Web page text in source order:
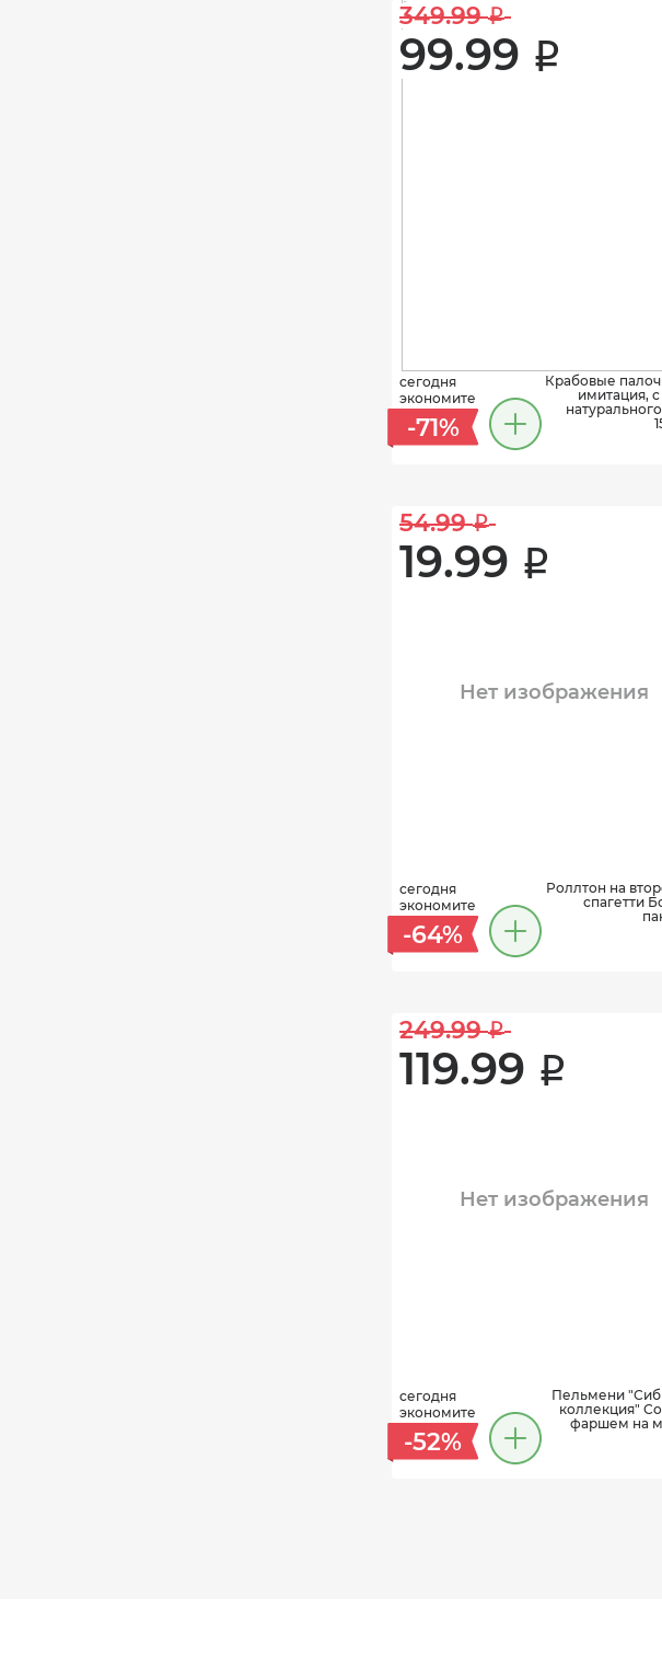
349.99 i
99.99 i
сегодня
экономите
-71%
Крабовые
имитация,
54.99 i
19.99 i
Нет изображения
сегодня
экономите
-64%
Роллтон на
спагетти
249.99 i
119.99 i
Нет изображения
сегодня
экономите
-52%
Пельмени
коллекция"
фаршем на